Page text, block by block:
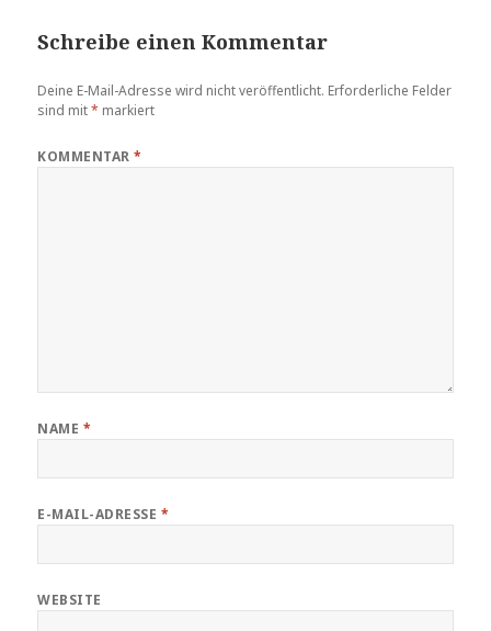
Schreibe einen Kommentar
Deine E-Mail-Adresse wird nicht veröffentlicht. Erforderliche Felder
sind mit* markiert
KOMMENTAR*
NAME *
E-MAIL-ADRESSE *
WEBSITE